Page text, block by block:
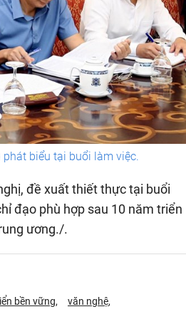
biểu tại buổi làm việc.
đề xuất thiết thực tại buổi
đạo phù hợp sau 10 năm triển
ương./.
bền vững
văn nghệ